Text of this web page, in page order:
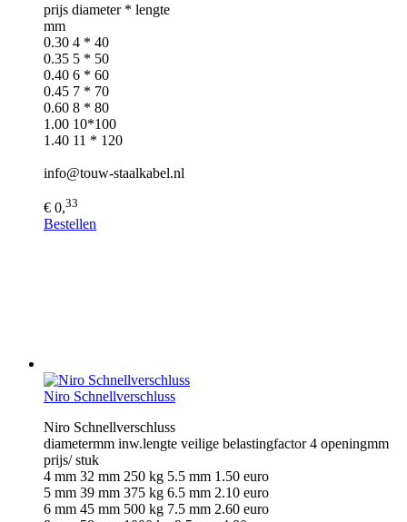
prijs diameter * lengte
mm
0.30 4 * 40
0.35 5 * 50
0.40 6 * 60
0.45 7 * 70
0.60 8 * 80
1.00 10*100
1.40 11 * 120
info@touw-staalkabel.nl
€ 0,33
Bestellen
Niro Schnellverschluss
Niro Schnellverschluss
diametermm inw.lengte veilige belastingfactor 4 openingmm
prijs/ stuk
4 mm 32 mm 250 kg 5.5 mm 1.50 euro
5 mm 39 mm 375 kg 6.5 mm 2.10 euro
6 mm 45 mm 500 kg 7.5 mm 2.60 euro